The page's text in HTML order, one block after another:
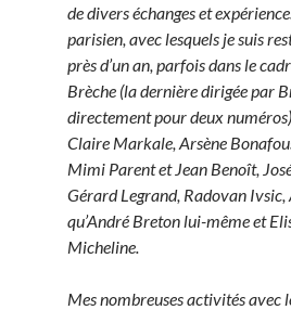
de divers échanges et
parisien, avec lesquels je suis
près d’un an, parfois dans le
Brèche (la dernière dirigée par
directement pour deux
Claire Markale, Arsène
Mimi Parent et Jean Benoît,
Gérard Legrand, Radovan Ivsic,
qu’André Breton lui-même et
Micheline.
Mes nombreuses activités avec